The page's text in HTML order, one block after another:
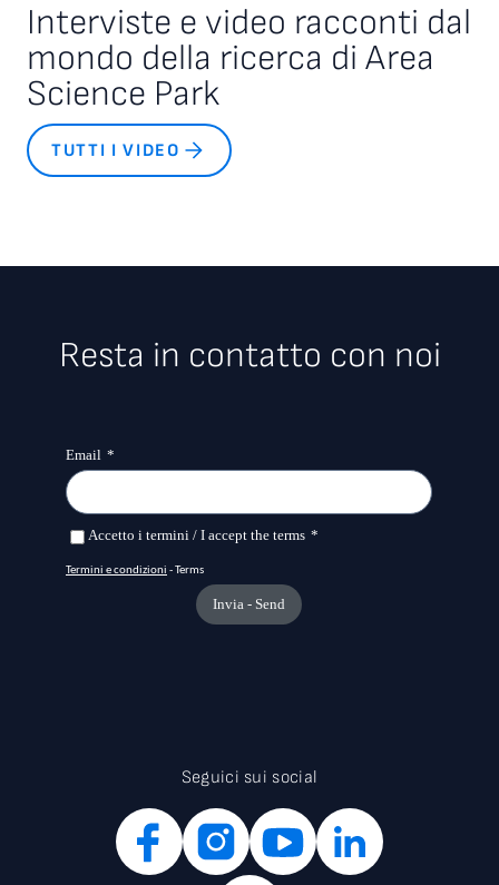
Interviste e video racconti dal
mondo della ricerca di Area
Science Park
TUTTI I VIDEO
Resta in contatto con noi
Seguici sui social